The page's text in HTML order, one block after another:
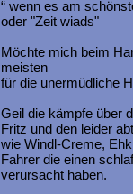
“ wenn es am
oder "Zeit wiads"
Möchte mich beim
meisten
für die unermüdliche
Geil die kämpfe über
Fritz und den leider
wie Windl-Creme,
Fahrer die einen
verursacht haben.